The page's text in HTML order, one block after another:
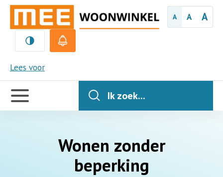
A A A
Lees voor
MEE
Handige
links
Ik zoek...
Wonen zonder
beperking